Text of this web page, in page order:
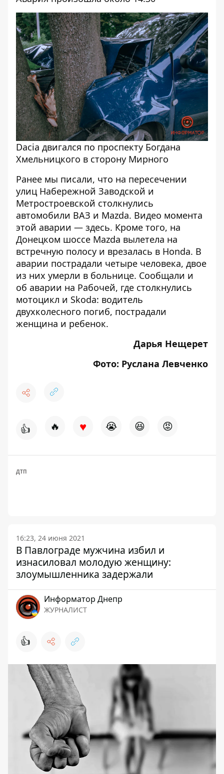
Dacia двигался по проспекту Богдана
Хмельницкого в сторону Мирного
Ранее мы писали, что на пересечении
улиц Набережной Заводской и
Метростроевской столкнулись
автомобили ВАЗ и Mazda. Видео момента
этой аварии — здесь. Кроме того, на
Донецком шоссе Mazda вылетела на
встречную полосу и врезалась в Honda. В
аварии пострадали четыре человека, двое
из них умерли в больнице. Сообщали и
об аварии на Рабочей, где столкнулись
мотоцикл и Skoda: водитель
двухколесного погиб, пострадали
женщина и ребенок.
Дарья Нещерет
Фото: Руслана Левченко
👍 🔥 ♥ 😭 😆 😡
ДТП
16:23, 24 июня 2021
В Павлограде мужчина избил и
изнасиловал молодую женщину:
злоумышленника задержали
Информатор Днепр
ЖУРНАЛИСТ
👍